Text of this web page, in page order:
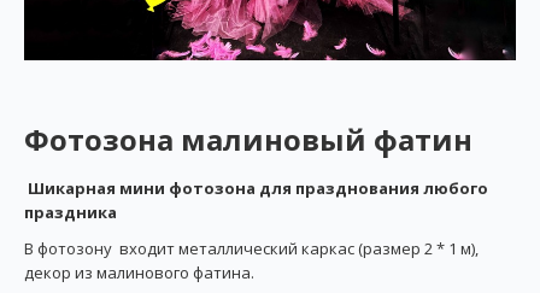
Фотозона малиновый фатин
Шикарная мини фотозона для празднования любого
праздника
В фотозону входит металлический каркас (размер 2 * 1 м),
декор из малинового фатина.